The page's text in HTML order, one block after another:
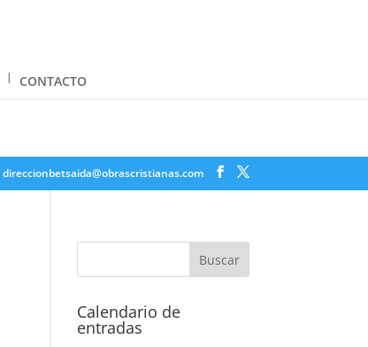
direccionbetsaida@obrascristianas.com
CONTACTO
Calendario de
entradas